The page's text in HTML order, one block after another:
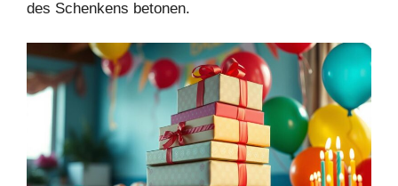
des Schenkens betonen.